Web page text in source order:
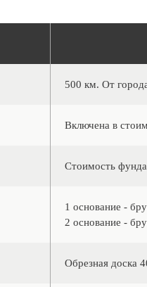
500 км. От
Включена в
Стоимость
1 основание -
2 основание -
Обрезная доска